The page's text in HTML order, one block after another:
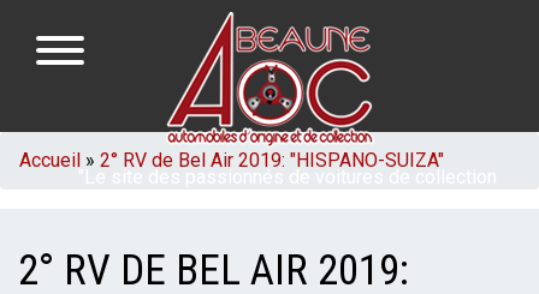
contenu
NAVIGATION
FIL
Accueil 2° RV de Bel Air 2019: "HISPANO-SUIZA"
2° RV DE BEL AIR 2019: